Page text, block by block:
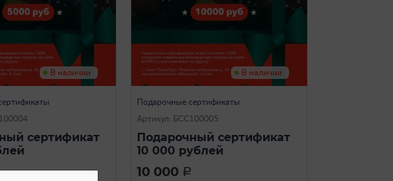
В наличии
сертификат
В наличии
Подарочные сертификаты
Артикул: БСС100005
Подарочный сертификат
10 000 рублей
10 000 a